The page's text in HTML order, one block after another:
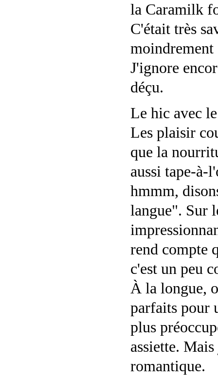
la Caramilk
C'était très
J'ignore
déçu.
Le hic avec
Les plaisir
que la
aussi tape-à-
hmmm,
langue". Sur
rend compte
c'est un peu
À la longue,
parfaits pour
plus
assiette.
romantique.